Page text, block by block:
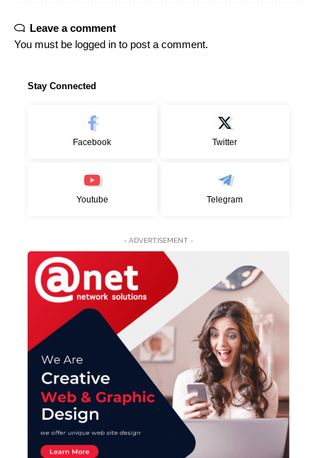
Leave a comment
You must be logged in to post a comment.
Stay Connected
Facebook Twitter
Youtube Telegram
- ADVERTISEMENT -